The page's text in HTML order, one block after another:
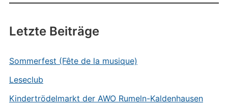
Letzte Beiträge
Sommerfest (Fête de la musique)
Leseclub
Kindertrödelmarkt der AWO Rumeln-Kaldenhausen